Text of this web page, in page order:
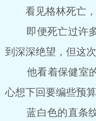
看见格林死亡，
即便死亡过许多
到深深绝望，但这
他看着保健室的
心想下回要编些预
蓝白色的直条纹